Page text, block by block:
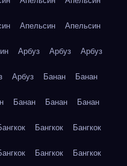
Апельсин Апельсин
Арбуз Арбуз Арбуз
Арбуз Банан Банан
Банан Банан Банан
Бангкок Бангкок
Бангкок Бангкок